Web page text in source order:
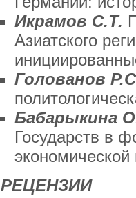
Икрамов С.Т.
Азиатского
Голованов
Бабарыкина
Государств в
экономической
РЕЦЕНЗИИ